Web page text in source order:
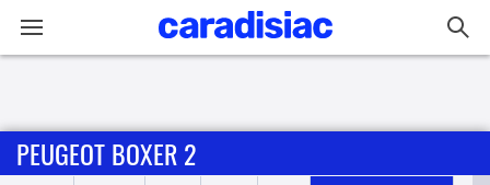
Accueil
PEUGEOT BOXER 2